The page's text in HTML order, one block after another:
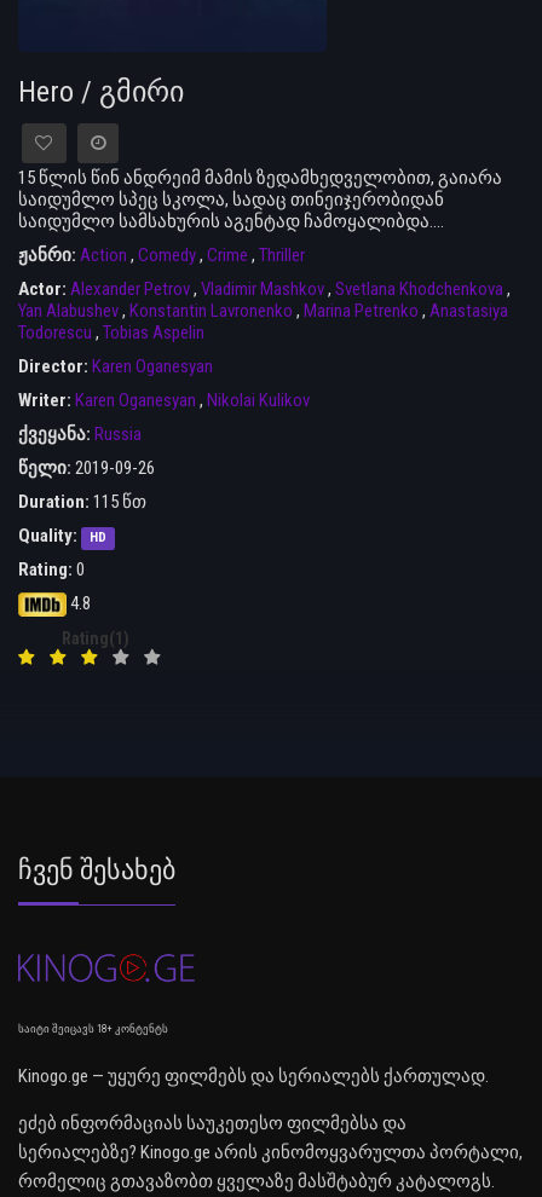
Hero / გმირი
15 წლის წინ ანდრეიმ მამის ზედამხედველობით, გაიარა
საიდუმლო სპეც სკოლა, სადაც თინეიჯერობიდან
საიდუმლო სამსახურის აგენტად ჩამოყალიბდა....
ჟანრი: Action , Comedy, Crime , Thriller
Actor: Alexander Petrov, Vladimir Mashkov, Svetlana Khodchenkova,
Yan Alabushev, Konstantin Lavronenko , Marina Petrenko , Anastasiya
Todorescu , Tobias Aspelin
Director: Karen Oganesyan
Writer: Karen Oganesyan , Nikolai Kulikov
ქვეყანა: Russia
წელი: 2019-09-26
Duration: 115 წთ
Quality:
HD
Rating: 0
4.8
Rating(1)
Ჩვენ Შესახებ
საიტი შეიცავს 18+ კონტენტს
Kinogo.ge — უყურე ფილმებს და სერიალებს ქართულად.
ეძებ ინფორმაციას საუკეთესო ფილმებსა და
სერიალებზე? Kinogo.ge არის კინომოყვარულთა პორტალი,
რომელიც გთავაზობთ ყველაზე მასშტაბურ კატალოგს.